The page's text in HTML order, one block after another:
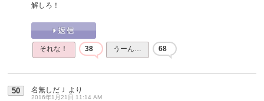
解しろ！
それな！ 38 うーん… 68
50 名無しだＪ より
2016年1月21日 11:14 AM